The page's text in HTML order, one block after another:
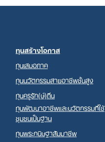
ทุนสร้างโอกาส
ทุนเสมอภาค
ทุนนวัตกรรมสายอาชีพชั้นสูง
ทุนครูรัก(ษ์)ถิ่น
ทุนพัฒนาอาชีพและนวัตกรรมที่ใช้
ชุมชนเป็นฐาน
ทุนพระกนิษฐาสัมมาชีพ